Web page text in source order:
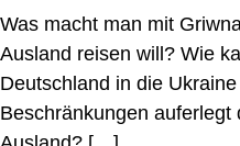
Was macht man mit
Ausland reisen will? Wie
Deutschland in die
Beschränkungen